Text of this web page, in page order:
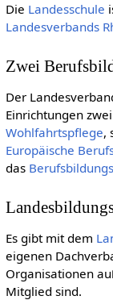
Die Landesschule
Landesverbands
Zwei
Der
Einrichtungen zwei
Wohlfahrtspflege,
Europäische
das
Es gibt mit dem
eigenen
Organisationen
Mitglied sind.